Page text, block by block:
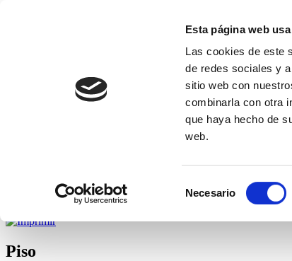
Esta página web
Las cookies de este
de redes sociales y
sitio web con
combinarla con otra
que haya hecho de
web.
de
Necesario
INICIO
ADMINISTRACION
Siguiente >>
Piso